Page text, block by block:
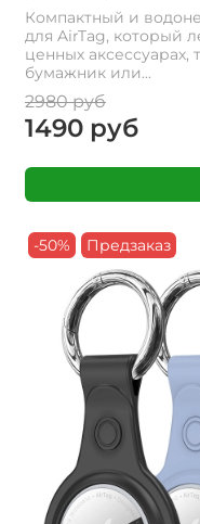
Компактный и
для AirTag, который
ценных аксессуарах,
бумажник или...
2980 руб
1490 руб
-50% Предзаказ